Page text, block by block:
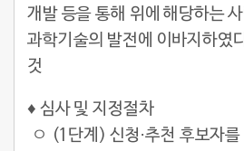
개발 등을 통해 위에 해당하는
과학기술의 발전에 이바지하였
것
♦ 심사 및 지정절차
ㅇ (1단계) 신청·추천 후보자